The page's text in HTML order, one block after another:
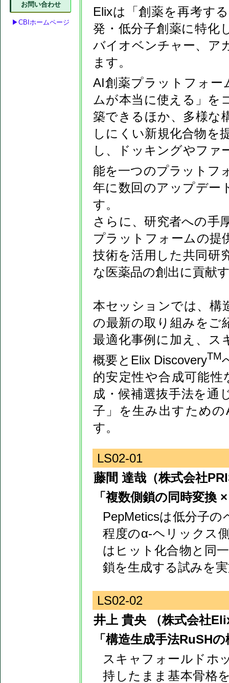
お問い合わせ
▶CBIホームページ
Elixは「創薬を再考す
発・低分子創薬に特化
バイオベンチャー、ア
ます。
AI創薬プラットフォー
ムが本当に使える」を
築できるほか、多様な
しにくい新規化合物を
し、ドッキングやファ
能を一つのプラットフ
年に数回のアップデー
す。
さらに、研究者への手
プラットフォームの提
技術を活用した共同研
な医薬品の創出に貢献
本セッションでは、構
の最新の取り組みをご
最適化事例に加え、ス
概要とElix DiscoveryTM
的安定性や合成可能
成・候補選抜手法を通
子」を生み出すため
す。
LS02-01
藤間 達哉（株式会社
「複数側鎖の同時変換
PepMeticsは低分子
程度のα-ヘリックス
はヒット化合物と同
鎖を生成する試みを
LS02-02
井上 貴央 （株式会社
「構造生成手法RuSH
スキャフォールドホ
持したまま基本骨格